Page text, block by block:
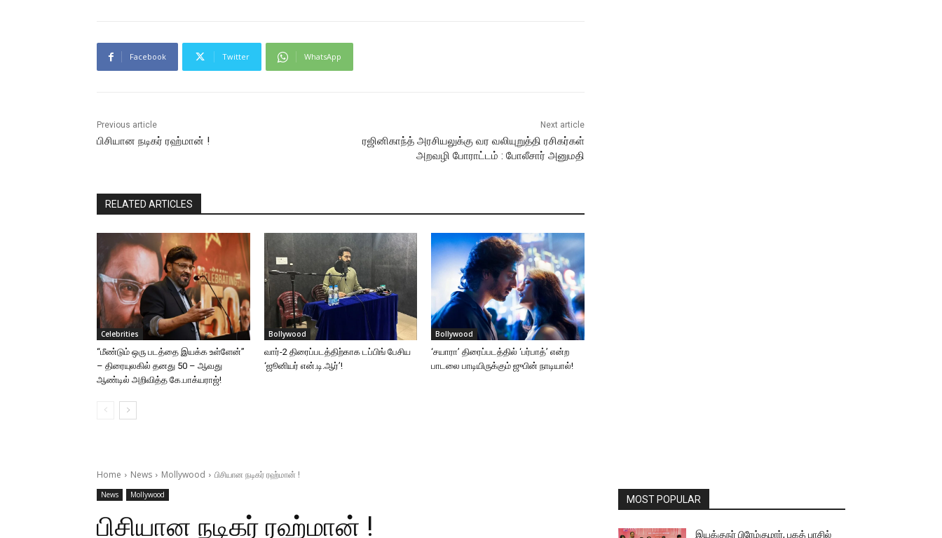
Facebook Twitter WhatsApp
Previous article
பிசியான நடிகர் ரஹ்மான் !
Next article
ரஜினிகாந்த் அரசியலுக்கு வர வலியுறுத்தி ரசிகர்கள்
அறவழி போராட்டம் : போலீசார் அனுமதி
RELATED ARTICLES
Celebrities
“மீண்டும் ஒரு படத்தை இயக்க உள்ளேன்”
– திரையுலகில் தனது 50 – ஆவது
ஆண்டில் அறிவித்த கே.பாக்யராஜ்!
Bollywood
வார்-2 திரைப்படத்திற்காக டப்பிங் பேசிய
‘ஜூனியர் என்.டி.ஆர்’!
Bollywood
‘சயாரா’ திரைப்படத்தில் ‘பர்பாத்’ என்ற
பாடலை பாடியிருக்கும் ஜுபின் நாடியால்!